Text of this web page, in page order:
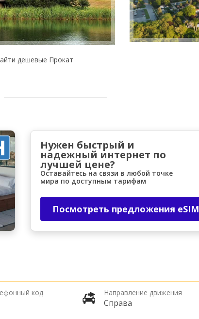
к эксклюзивным
с помощью eLink
дешевые Прокат
Нужен быстрый и
надежный интернет по
лучшей цене?
Оставайтесь на связи в любой точке
мира по доступным тарифам
Посмотреть предложения eSIM
код Направление движения
Справа